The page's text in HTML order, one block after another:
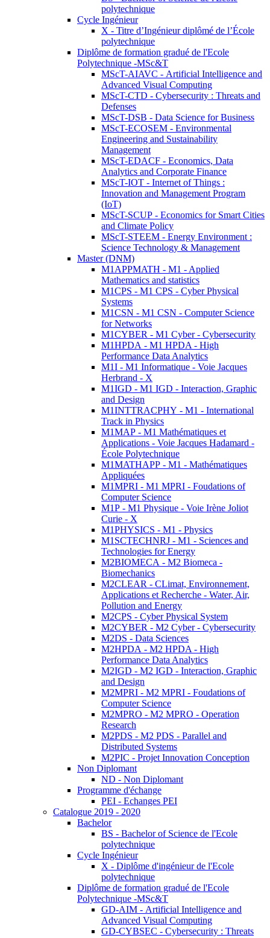
polytechnique
Cycle Ingénieur
X - Titre d’Ingénieur diplômé de l’École
polytechnique
Diplôme de formation gradué de l'Ecole
Polytechnique -MSc&T
MScT-AIAVC - Artificial Intelligence and
Advanced Visual Computing
MScT-CTD - Cybersecurity : Threats and
Defenses
MScT-DSB - Data Science for Business
MScT-ECOSEM - Environmental
Engineering and Sustainability
Management
MScT-EDACF - Economics, Data
Analytics and Corporate Finance
MScT-IOT - Internet of Things :
Innovation and Management Program
(IoT)
MScT-SCUP - Economics for Smart Cities
and Climate Policy
MScT-STEEM - Energy Environment :
Science Technology & Management
Master (DNM)
M1APPMATH - M1 - Applied
Mathematics and statistics
M1CPS - M1 CPS - Cyber Physical
Systems
M1CSN - M1 CSN - Computer Science
for Networks
M1CYBER - M1 Cyber - Cybersecurity
M1HPDA - M1 HPDA - High
Performance Data Analytics
M1I - M1 Informatique - Voie Jacques
Herbrand - X
M1IGD - M1 IGD - Interaction, Graphic
and Design
M1INTTRACPHY - M1 - International
Track in Physics
M1MAP - M1 Mathématiques et
Applications - Voie Jacques Hadamard -
École Polytechnique
M1MATHAPP - M1 - Mathématiques
Appliquées
M1MPRI - M1 MPRI - Foudations of
Computer Science
M1P - M1 Physique - Voie Irène Joliot
Curie - X
M1PHYSICS - M1 - Physics
M1SCTECHNRJ - M1 - Sciences and
Technologies for Energy
M2BIOMECA - M2 Biomeca -
Biomechanics
M2CLEAR - CLimat, Environnement,
Applications et Recherche - Water, Air,
Pollution and Energy
M2CPS - Cyber Physical System
M2CYBER - M2 Cyber - Cybersecurity
M2DS - Data Sciences
M2HPDA - M2 HPDA - High
Performance Data Analytics
M2IGD - M2 IGD - Interaction, Graphic
and Design
M2MPRI - M2 MPRI - Foudations of
Computer Science
M2MPRO - M2 MPRO - Operation
Research
M2PDS - M2 PDS - Parallel and
Distributed Systems
M2PIC - Projet Innovation Conception
Non Diplomant
ND - Non Diplomant
Programme d'échange
PEI - Echanges PEI
Catalogue 2019 - 2020
Bachelor
BS - Bachelor of Science de l'Ecole
polytechnique
Cycle Ingénieur
X - Diplôme d'ingénieur de l'Ecole
polytechnique
Diplôme de formation gradué de l'Ecole
Polytechnique -MSc&T
GD-AIM - Artificial Intelligence and
Advanced Visual Computing
GD-CYBSEC - Cybersecurity : Threats